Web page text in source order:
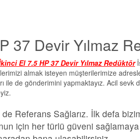
37 Devir Yılmaz
El 7.5 HP 37 Devir Yılmaz Redüktör
almak isteyen müşterilerimize
ile de gönderimini yapmaktayız. Acil
Referans Sağlarız. İlk defa
için her türlü güveni